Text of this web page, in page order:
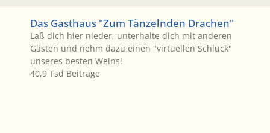
Das Gasthaus "Zum Tänzelnden Drachen"
Laß dich hier nieder, unterhalte dich mit anderen
Gästen und nehm dazu einen "virtuellen Schluck"
unseres besten Weins!
40,9 Tsd Beiträge